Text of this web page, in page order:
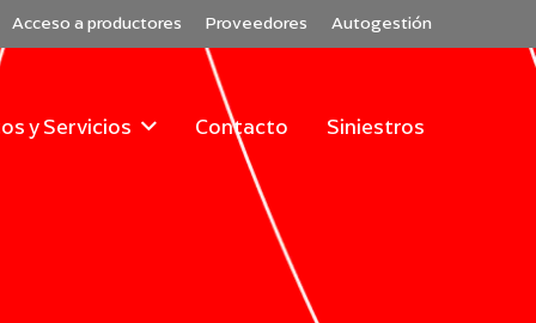
Acceso a productores Proveedores Autogestión
y Servicios Contacto Siniestros